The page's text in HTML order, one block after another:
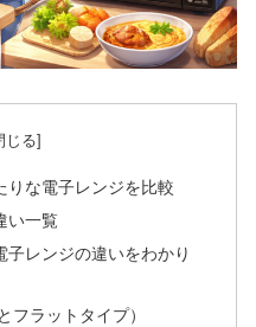
りな電子レンジを比較
い一覧
レンジの違いをわかり
フラットタイプ）